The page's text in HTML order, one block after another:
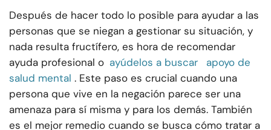
Después de hacer todo lo posible para ayudar a las
personas que se niegan a gestionar su situación, y
nada resulta fructífero, es hora de recomendar
ayuda profesional o ayúdelos a buscar
apoyo de
salud mental . Este paso es crucial cuando una
persona que vive en la negación parece ser una
amenaza para sí misma y para los demás. También
es el mejor remedio cuando se busca cómo tratar a